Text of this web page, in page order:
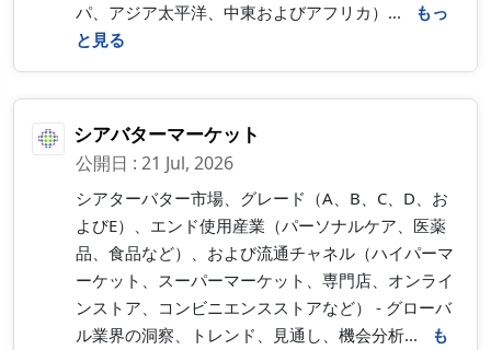
パ、アジア太平洋、中東およびアフリカ）...
もっ
と見る
シアバターマーケット
公開日 : 21 Jul, 2026
シアターバター市場、グレード（A、B、C、D、お
よびE）、エンド使用産業（パーソナルケア、医薬
品、食品など）、および流通チャネル（ハイパーマ
ーケット、スーパーマーケット、専門店、オンライ
ンストア、コンビニエンスストアなど） - グローバ
ル業界の洞察、トレンド、見通し、機会分析...
も